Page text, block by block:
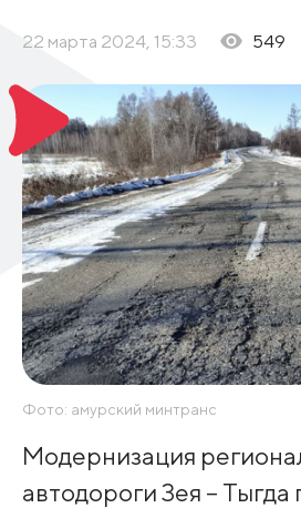
22 марта 2024, 15:33 549
Фото: амурский минтранс
Модернизация
автодороги Зея –